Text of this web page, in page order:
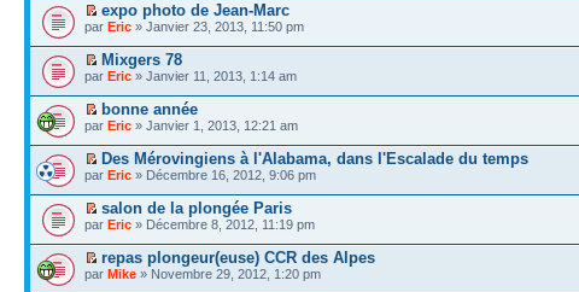
expo photo de Jean-Marc
par Eric » Janvier 23, 2013, 11:50 pm
Mixgers 78
par Eric » Janvier 11, 2013, 1:14 am
bonne année
par Eric » Janvier 1, 2013, 12:21 am
Des Mérovingiens à l'Alabama, dans l'Escalade du temps
par Eric » Décembre 16, 2012, 9:06 pm
salon de la plongée Paris
par Eric » Décembre 8, 2012, 11:19 pm
repas plongeur(euse) CCR des Alpes
par Mike » Novembre 29, 2012, 1:20 pm